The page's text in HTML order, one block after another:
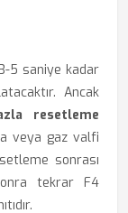
5 saniye kadar
Ancak
resetleme
veya gaz valfi
sonrası
tekrar F4